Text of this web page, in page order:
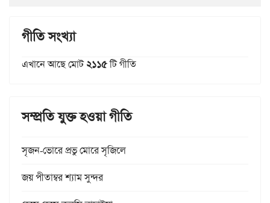
গীতি সংখ্যা
এখানে আছে মোট২১১৫টি গীতি
সম্প্রতি যুক্ত হওয়া গীতি
সৃজন-ভোরে প্রভু মোরে সৃজিলে
জয় পীতাম্বর শ্যাম সুন্দর